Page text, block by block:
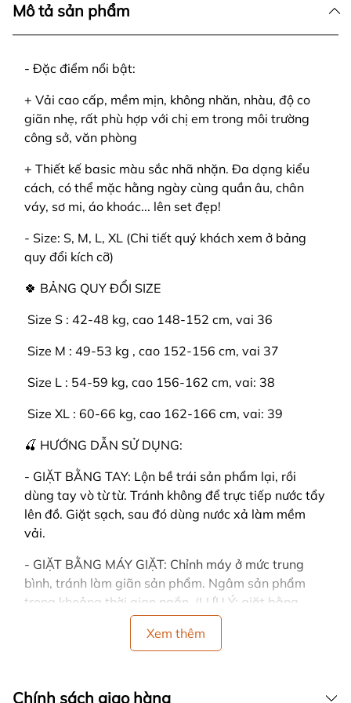
Mô tả sản phẩm
- Đặc điểm nổi bật:
+ Vải cao cấp, mềm mịn, không nhăn, nhàu, độ co
giãn nhẹ, rất phù hợp với chị em trong môi trường
công sở, văn phòng
+ Thiết kế basic màu sắc nhã nhặn. Đa dạng kiểu
cách, có thể mặc hằng ngày cùng quần âu, chân
váy, sơ mi, áo khoác... lên set đẹp!
- Size: S, M, L, XL (Chi tiết quý khách xem ở bảng
quy đổi kích cỡ)
🍀 BẢNG QUY ĐỔI SIZE
️ Size S : 42-48 kg, cao 148-152 cm, vai 36
️ Size M : 49-53 kg , cao 152-156 cm, vai 37
️ Size L : 54-59 kg, cao 156-162 cm, vai: 38
️ Size XL : 60-66 kg, cao 162-166 cm, vai: 39
🍒 HƯỚNG DẪN SỬ DỤNG:
- GIẶT BẰNG TAY: Lộn bề trái sản phẩm lại, rồi
dùng tay vò từ từ. Tránh không để trực tiếp nước tẩy
lên đồ. Giặt sạch, sau đó dùng nước xả làm mềm
vải.
- GIẶT BẰNG MÁY GIẶT: Chỉnh máy ở mức trung
bình, tránh làm giãn sản phẩm. Ngâm sản phẩm
trong khoảng thời gian ngắn. (LƯU Ý: giặt bằng
máy dễ làm cho đồ bị nhàu)
- CÁCH PHƠI: Dùng tay vỗ nhẹ vào sản phẩm sau
Đồng thời tránh vắt đồ mạnh tay, vải sẽ bị nhăn.
Xem thêm
Chính sách giao hàng